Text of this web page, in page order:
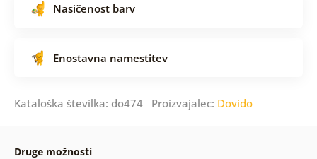
Nasičenost barv
Enostavna namestitev
Kataloška številka: do474 Proizvajalec: Dovido
Druge možnosti